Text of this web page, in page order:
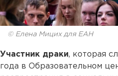
© Елена Мицих для ЕАН
Участник драки, которая
года в Образовательном